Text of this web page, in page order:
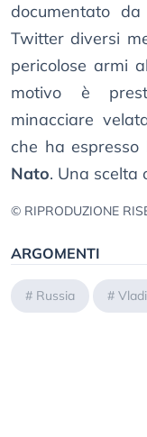
documentato
Twitter diversi
pericolose armi
motivo è
minacciare
che ha
Nato. Una scelta
© RIPRODUZIONE
ARGOMENTI
# Russia #